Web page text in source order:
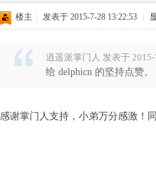
楼主 发表于 2015-7-28 13:22:53
逍遥派掌门人 发表于
给 delphicn 的坚持点赞。
感谢掌门人支持，小弟万分感激！